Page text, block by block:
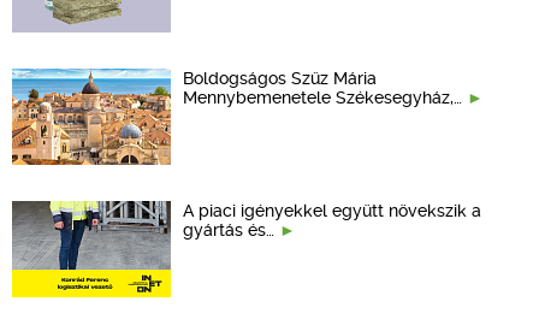
Boldogságos Szűz Mária
Mennybemenetele Székesegyház,…
A piaci igényekkel együtt növekszik a
gyártás és…